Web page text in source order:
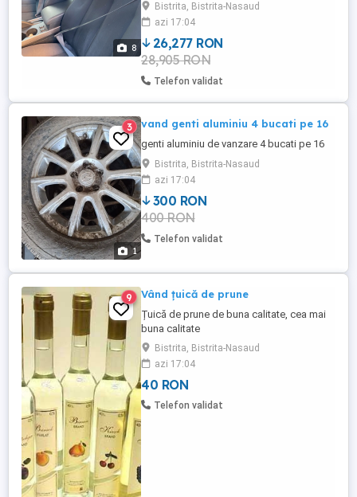
8
Bistrita, Bistrita-Nasaud
azi 17:04
26,277 RON
28,905 RON
Telefon validat
1
3 vand genti aluminiu 4 bucati pe 16
genti aluminiu de vanzare 4 bucati pe 16
Bistrita, Bistrita-Nasaud
azi 17:04
300 RON
400 RON
Telefon validat
9 Vând țuică de prune
Țuică de prune de buna calitate, cea mai
buna calitate
Bistrita, Bistrita-Nasaud
azi 17:04
40 RON
Telefon validat